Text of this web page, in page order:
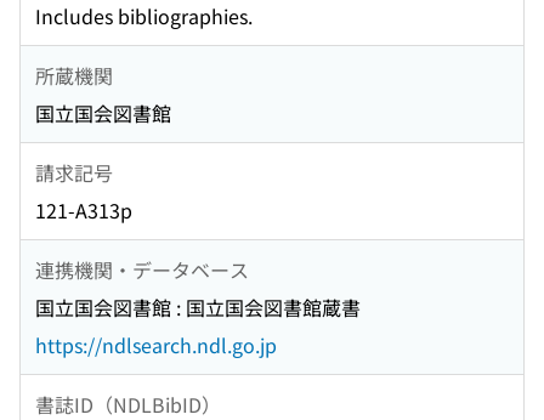
Includes bibliographies.
所蔵機関
国立国会図書館
請求記号
121-A313p
連携機関・データベース
国立国会図書館 : 国立国会図書館蔵書
https://ndlsearch.ndl.go.jp
書誌ID（NDLBibID）